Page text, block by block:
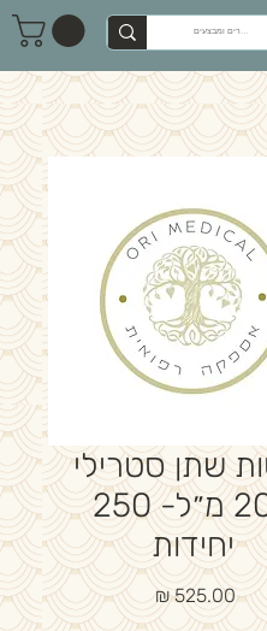
שתן סטרילי
200 מ״ל- 250
יחידות
מחיר